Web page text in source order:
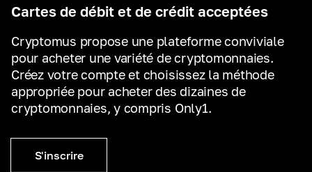
Cartes de débit et de crédit acceptées
Cryptomus propose une plateforme conviviale
pour acheter une variété de cryptomonnaies.
Créez votre compte et choisissez la méthode
appropriée pour acheter des dizaines de
cryptomonnaies, y compris Only1.
S'inscrire